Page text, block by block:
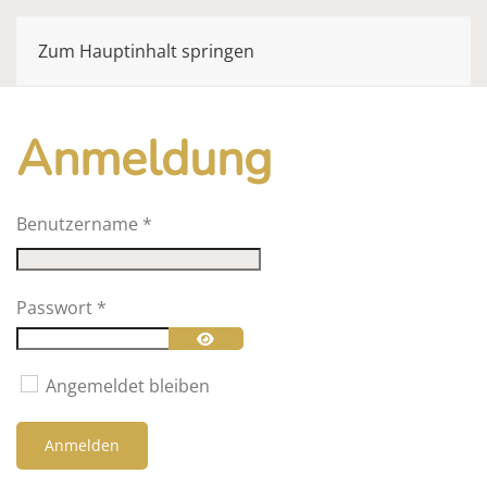
Zum Hauptinhalt springen
Anmeldung
Benutzername *
Passwort *
Passwort anzeigen
Angemeldet bleiben
Anmelden